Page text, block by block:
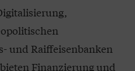
und Raiffeisenbanken
Finanzierung und